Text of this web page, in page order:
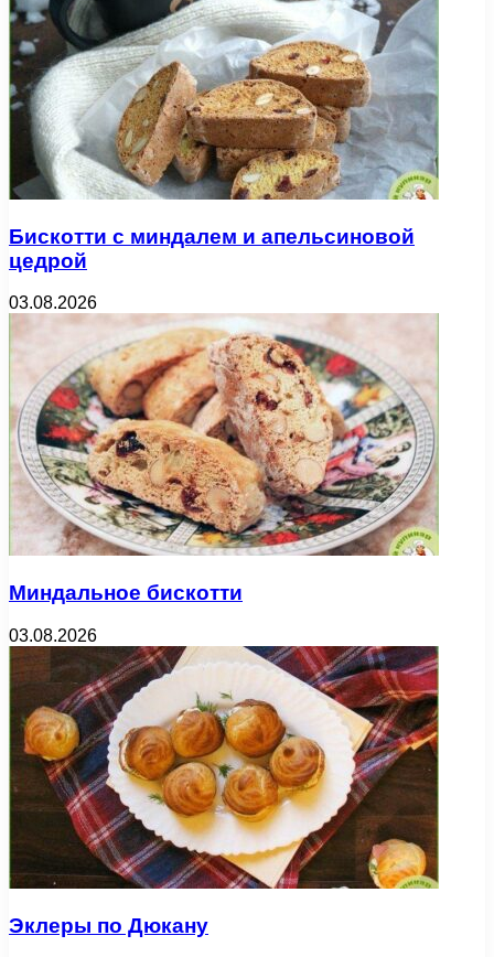
Бискотти с миндалем и апельсиновой
цедрой
03.08.2026
Миндальное бискотти
03.08.2026
Эклеры по Дюкану